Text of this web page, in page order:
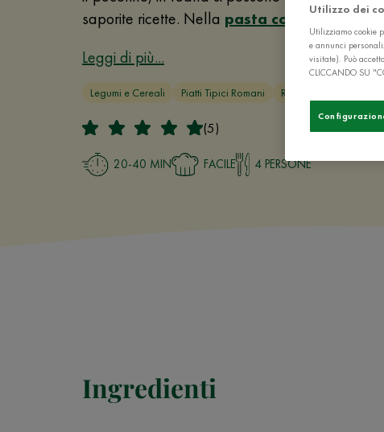
saporite ricette. Nella pasta con la ricotta,
Leggi di più...
Legumi e Cereali Piatti Tipici Romani Ricette di cicoria
(5)
20-40 MIN FACILE 4 PERSONE
Ingredienti
Utilizzo dei
Utilizziamo cookie
e annunci
visitate). Può
CLICCANDO SU